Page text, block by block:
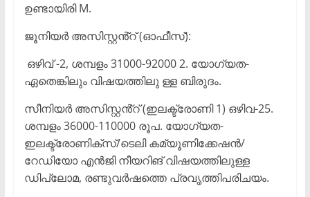
ഉണ്ടായിരി M.
ജൂനിയർ അസിസ്റ്റൻ്റ് (ഓഫീസ്):
ഒഴിവ് -2, ശമ്പളം 31000-92000 2. യോഗ്യത-
ഏതെങ്കിലും വിഷയത്തിലു ള്ള ബിരുദം.
സീനിയർ അസിസ്റ്റൻ്റ് (ഇലക്ട്രോണി 1) ഒഴിവ-25.
ശമ്പളം 36000-110000 രൂപ. യോഗ്യത-
ഇലക്ട്രോണിക്സ്/ടെലി കമ്യൂണിക്കേഷൻ/
റേഡിയോ എൻജി നീയറിങ് വിഷയത്തിലുള്ള
ഡിപ്ലോമ, രണ്ടുവർഷത്തെ പ്രവൃത്തിപരിചയം.